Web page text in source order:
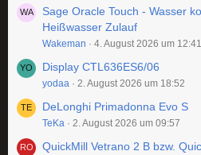
Sage Oracle Touch - Wasser
Heißwasser Zulauf
Wakeman 4. August 2026 um 12:41
Display CTL636ES6/06
yodaa 2. August 2026 um 18:52
DeLonghi Primadonna Evo S
TeKa 2. August 2026 um 09:57
QuickMill Vetrano 2 B bzw.